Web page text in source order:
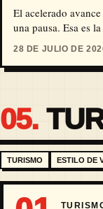
El acelerado
una pausa. Esa es
28 DE JULIO DE
05.
TURISMO ESTILO DE